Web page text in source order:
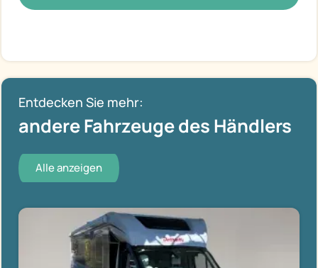
Entdecken Sie mehr:
andere Fahrzeuge des Händlers
Alle anzeigen